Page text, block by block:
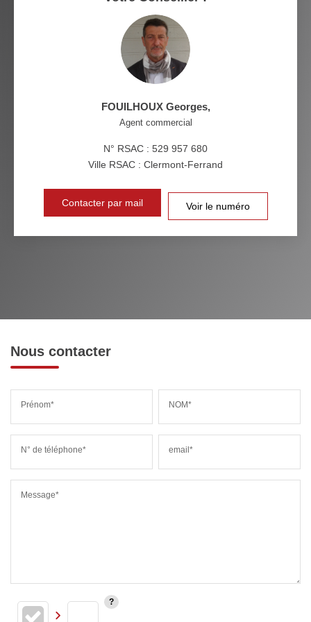
FOUILHOUX Georges,
Agent commercial
N° RSAC : 529 957 680
Ville RSAC : Clermont-Ferrand
Contacter par mail Voir le numéro
Nous contacter
Prénom* NOM*
N° de téléphone* email*
Message*